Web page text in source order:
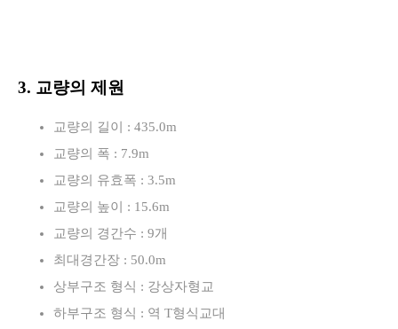
3. 교량의 제원
교량의 길이 : 435.0m
교량의 폭 : 7.9m
교량의 유효폭 : 3.5m
교량의 높이 : 15.6m
교량의 경간수 : 9개
최대경간장 : 50.0m
상부구조 형식 : 강상자형교
하부구조 형식 : 역 T형식교대